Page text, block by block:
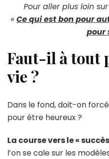
Pour aller plus loin
« Ce qui est bon pour
pour
Faut-il à tout
vie ?
Dans le fond, doit-on
pour être heureux ?
La course vers le «
l’on se cale sur les